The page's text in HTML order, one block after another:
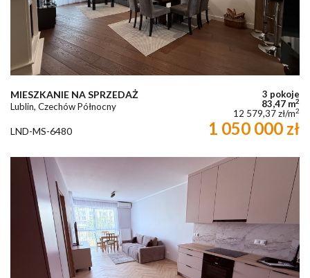
MIESZKANIE NA SPRZEDAŻ
Lublin, Czechów Północny
3 pokoje
83,47 m2
12 579,37 zł/m2
LND-MS-6480 1 050 000 zł